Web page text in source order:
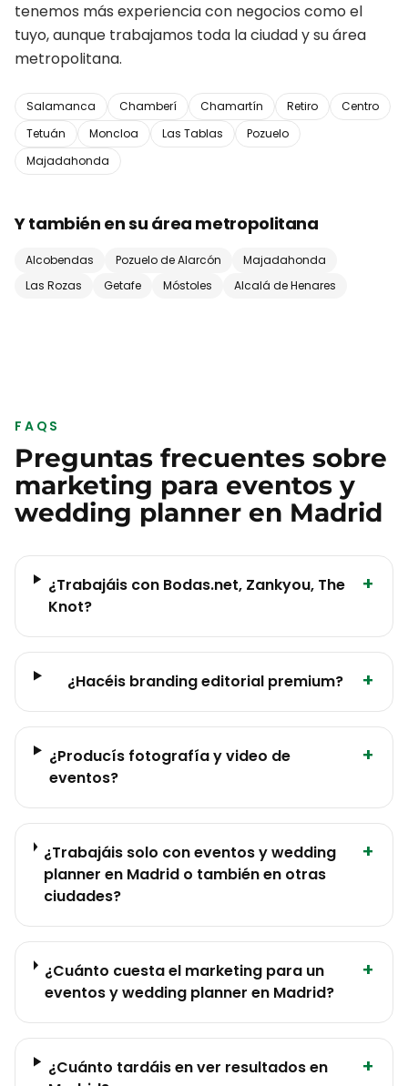
tenemos más experiencia con negocios como el
tuyo, aunque trabajamos toda la ciudad y su área
metropolitana.
Salamanca Chamberí Chamartín Retiro
Centro
Tetuán
Moncloa Las Tablas
Pozuelo
Majadahonda
Y también en su área metropolitana
Alcobendas Pozuelo de Alarcón
Majadahonda
Las Rozas
Getafe Móstoles Alcalá de Henares
FAQS
Preguntas frecuentes sobre
marketing para eventos y
wedding planner en Madrid
¿Trabajáis con Bodas.net, Zankyou, The
Knot?
+
¿Hacéis branding editorial premium? +
¿Producís fotografía y video de
eventos?
+
¿Trabajáis solo con eventos y wedding
planner en Madrid o también en otras
ciudades?
+
¿Cuánto cuesta el marketing para un
eventos y wedding planner en Madrid?
+
¿Cuánto tardáis en ver resultados en
+